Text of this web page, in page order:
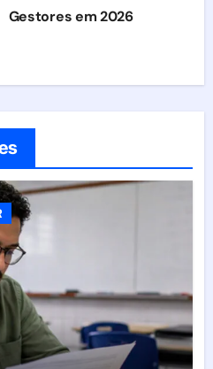
Gestores em 2026